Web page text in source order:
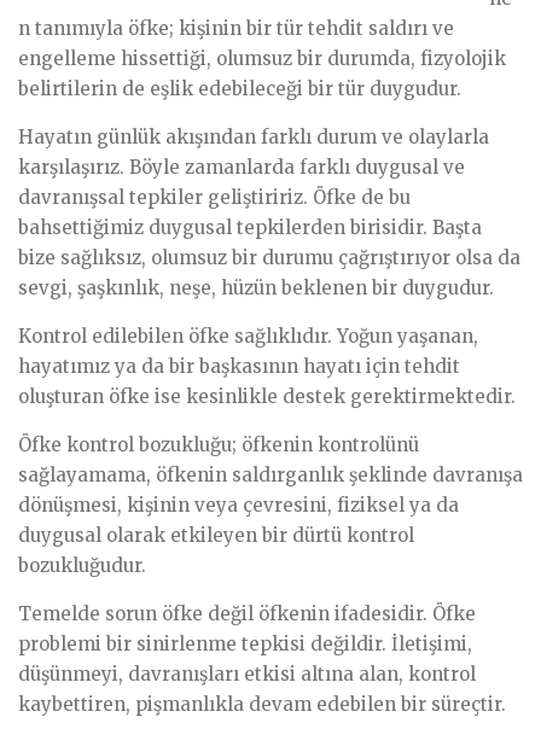
n tanımıyla öfke; kişinin bir tür tehdit saldırı ve
engelleme hissettiği, olumsuz bir durumda, fizyolojik
belirtilerin de eşlik edebileceği bir tür duygudur.
Hayatın günlük akışından farklı durum ve olaylarla
karşılaşırız. Böyle zamanlarda farklı duygusal ve
davranışsal tepkiler geliştiririz. Öfke de bu
bahsettiğimiz duygusal tepkilerden birisidir. Başta
bize sağlıksız, olumsuz bir durumu çağrıştırıyor olsa da
sevgi, şaşkınlık, neşe, hüzün beklenen bir duygudur.
Kontrol edilebilen öfke sağlıklıdır. Yoğun yaşanan,
hayatımız ya da bir başkasının hayatı için tehdit
oluşturan öfke ise kesinlikle destek gerektirmektedir.
Öfke kontrol bozukluğu; öfkenin kontrolünü
sağlayamama, öfkenin saldırganlık şeklinde davranışa
dönüşmesi, kişinin veya çevresini, fiziksel ya da
duygusal olarak etkileyen bir dürtü kontrol
bozukluğudur.
Temelde sorun öfke değil öfkenin ifadesidir. Öfke
problemi bir sinirlenme tepkisi değildir. İletişimi,
düşünmeyi, davranışları etkisi altına alan, kontrol
kaybettiren, pişmanlıkla devam edebilen bir süreçtir.